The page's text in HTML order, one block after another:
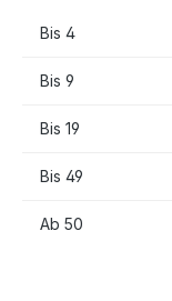
Bis 4
Bis 9
Bis 19
Bis 49
Ab 50